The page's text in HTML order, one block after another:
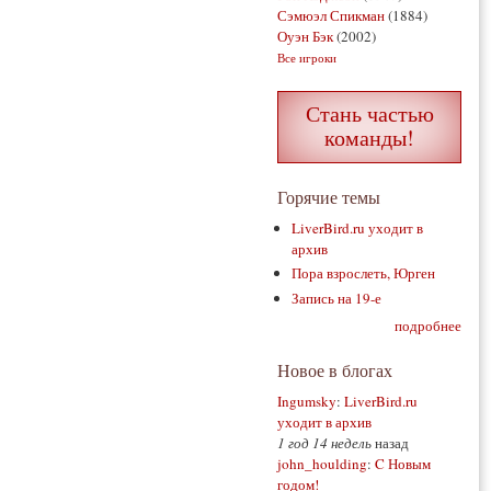
Сэмюэл Спикман(1884)
Оуэн Бэк(2002)
Все игроки
Стань частью
команды!
Горячие темы
LiverBird.ru уходит в
архив
Пора взрослеть, Юрген
Запись на 19-е
подробнее
Новое в блогах
Ingumsky: LiverBird.ru
уходит в архив
1 год 14 недельназад
john_houlding: C Новым
годом!